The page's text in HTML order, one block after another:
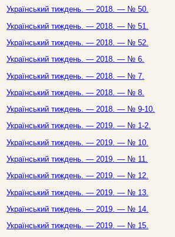
Український тиждень. — 2018. — № 50.
Український тиждень. — 2018. — № 51.
Український тиждень. — 2018. — № 52.
Український тиждень. — 2018. — № 6.
Український тиждень. — 2018. — № 7.
Український тиждень. — 2018. — № 8.
Український тиждень. — 2018. — № 9-10.
Український тиждень. — 2019. — № 1-2.
Український тиждень. — 2019. — № 10.
Український тиждень. — 2019. — № 11.
Український тиждень. — 2019. — № 12.
Український тиждень. — 2019. — № 13.
Український тиждень. — 2019. — № 14.
Український тиждень. — 2019. — № 15.